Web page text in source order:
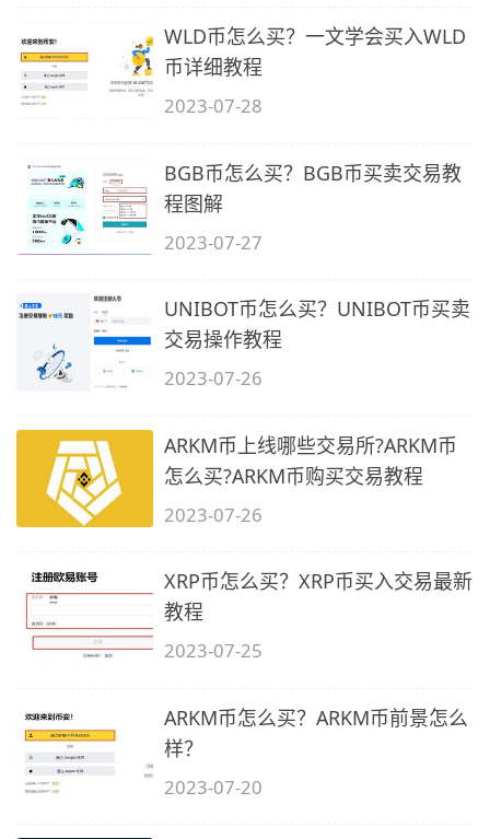
WLD币怎么买？一文学会买入WLD
币详细教程
2023-07-28
BGB币怎么买？BGB币买卖交易教
程图解
2023-07-27
UNIBOT币怎么买？UNIBOT币买卖
交易操作教程
2023-07-26
ARKM币上线哪些交易所?ARKM币
怎么买?ARKM币购买交易教程
2023-07-26
XRP币怎么买？XRP币买入交易最新
教程
2023-07-25
ARKM币怎么买？ARKM币前景怎么
样？
2023-07-20